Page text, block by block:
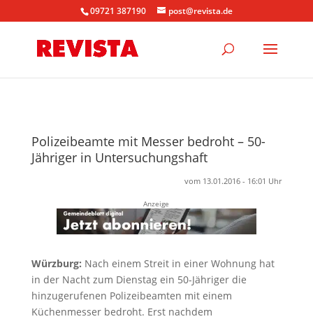
09721 387190 post@revista.de
Polizeibeamte mit Messer bedroht – 50-
Jähriger in Untersuchungshaft
vom 13.01.2016 - 16:01 Uhr
Anzeige
Würzburg: Nach einem Streit in einer Wohnung hat
in der Nacht zum Dienstag ein 50-Jähriger die
hinzugerufenen Polizeibeamten mit einem
Küchenmesser bedroht. Erst nachdem